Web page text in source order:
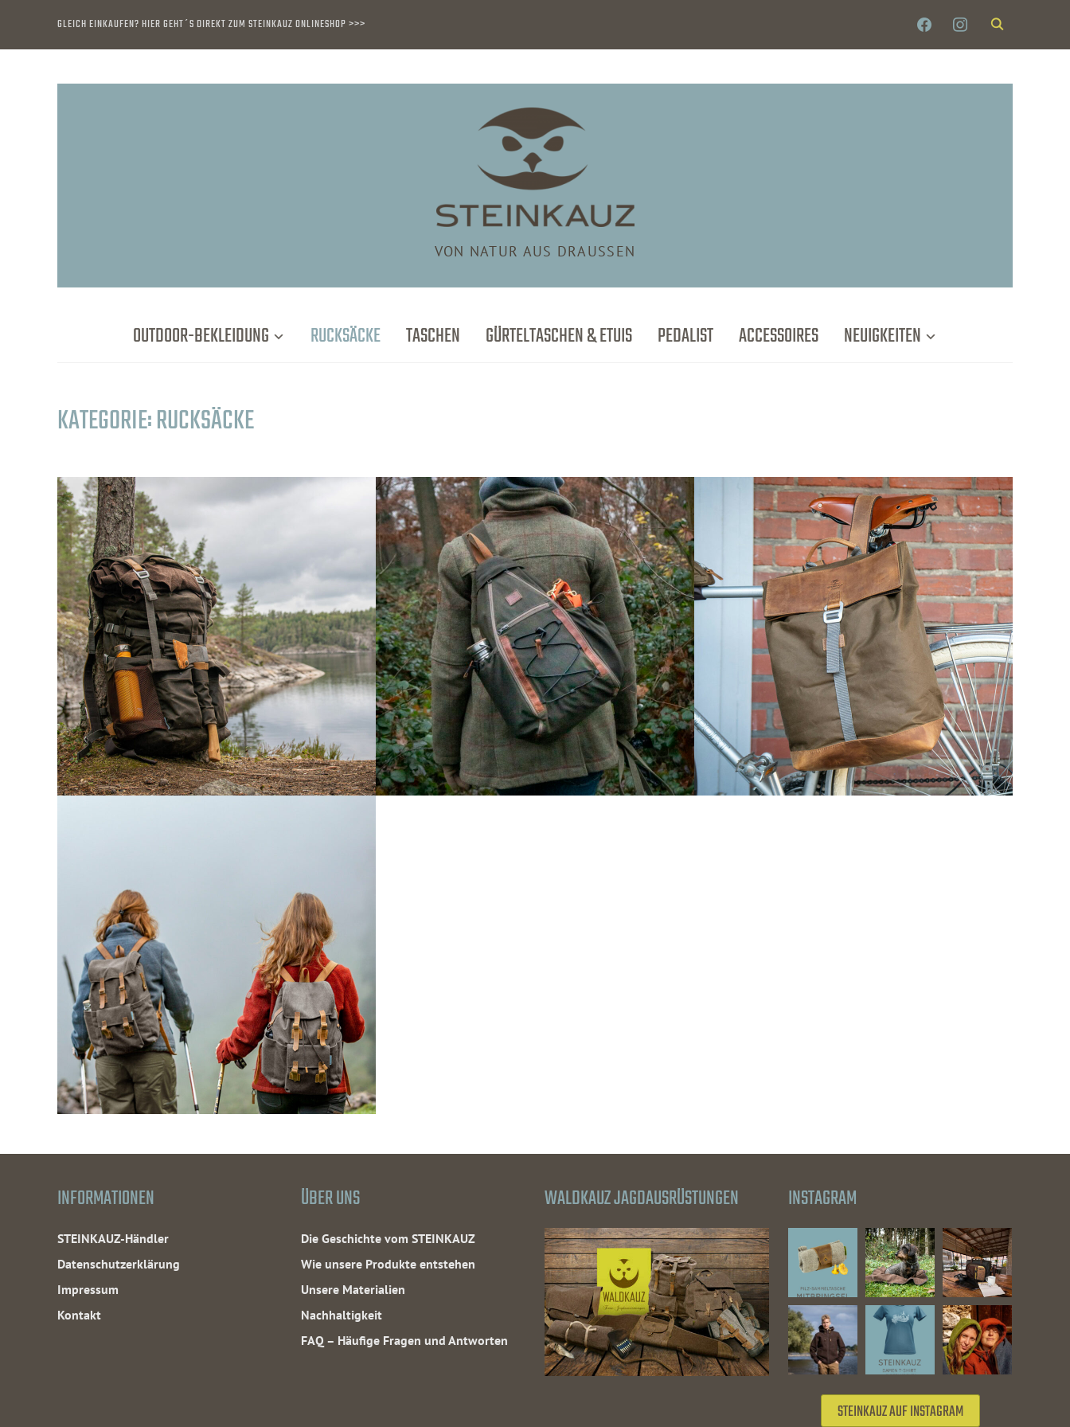
GLEICH EINKAUFEN? HIER GEHT´S DIREKT ZUM STEINKAUZ ONLINESHOP >>> FACEBOOK INSTAGRAM
VON NATUR AUS DRAUSSEN
OUTDOOR-BEKLEIDUNG RUCKSÄCKE TASCHEN GÜRTELTASCHEN & ETUIS PEDALIST ACCESSOIRES NEUIGKEITEN
KATEGORIE:RUCKSÄCKE
INFORMATIONEN
STEINKAUZ-Händler
Datenschutzerklärung
Impressum
Kontakt
ÜBER UNS
Die Geschichte vom STEINKAUZ
Wie unsere Produkte entstehen
Unsere Materialien
Nachhaltigkeit
FAQ – Häufige Fragen und Antworten
WALDKAUZ JAGDAUSRÜSTUNGEN INSTAGRAM
STEINKAUZ AUF INSTAGRAM